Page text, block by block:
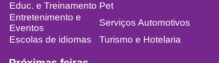
Educ. e Treinamento Pet
Entretenimento e
Eventos
Serviços Automotivos
Escolas de idiomas
Turismo e Hotelaria